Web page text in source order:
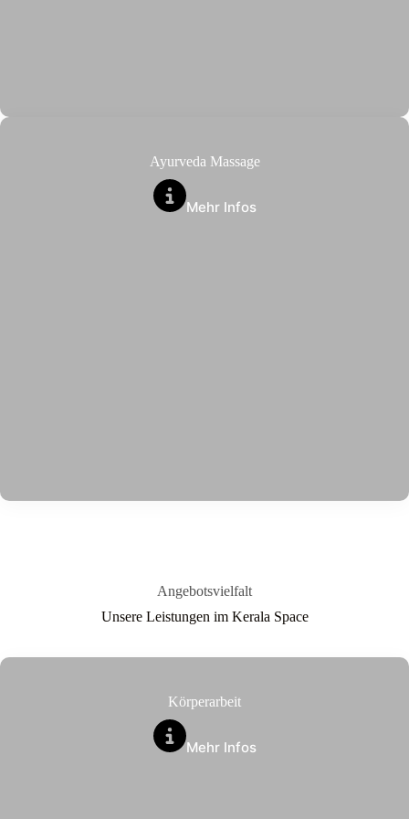
Ayurveda Massage
Mehr Infos
Angebotsvielfalt
Unsere Leistungen im Kerala Space
Körperarbeit
Mehr Infos